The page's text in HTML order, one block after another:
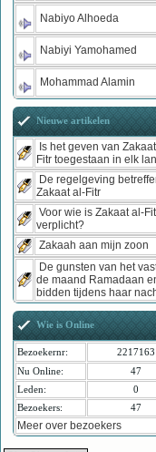
Nabiyo Alhoeda
Nabiyi Yamohamed
Mohammad Alamin
Nieuwe artikelen
Is het geven van
Fitr toegestaan in elk
De regelgeving
Zakaat al-Fitr
Voor wie is Zakaat al-
verplicht?
Zakaah aan mijn zoon
De gunsten van het
de maand Ramadaan
bidden tijdens haar
Wie is Online
Bezoekernr:
2217163
Nu Online:
47
Leden:
0
Bezoekers:
47
Meer over bezoekers